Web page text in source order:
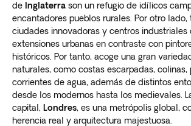
de Inglaterra son un refugio de idílicos
encantadores pueblos rurales. Por otro lado,
ciudades innovadoras y centros industriales
extensiones urbanas en contraste con
históricos. Por tanto, acoge una gran
naturales, como costas escarpadas, colinas,
corrientes de agua, además de distintos
desde los modernos hasta los medievales.
capital, Londres, es una metrópolis global,
herencia real y arquitectura majestuosa.